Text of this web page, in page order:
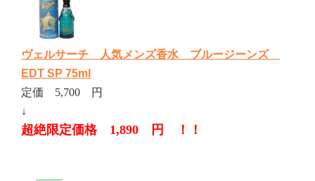
ヴェルサーチ 人気メンズ香水 ブルージーンズ
EDT SP 75ml
定価 5,700 円
↓
超絶限定価格 1,890 円 ！！